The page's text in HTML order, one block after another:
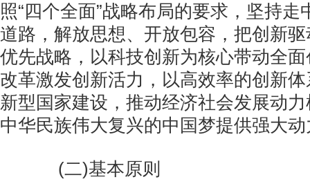
照“四个全面”战略布局的要求，坚持
道路，解放思想、开放包容，把创新
优先战略，以科技创新为核心带动全
改革激发创新活力，以高效率的创新
新型国家建设，推动经济社会发展动
中华民族伟大复兴的中国梦提供强大
(二)基本原则